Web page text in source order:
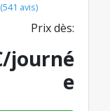
(541 avis)
Prix dès:
journé
e